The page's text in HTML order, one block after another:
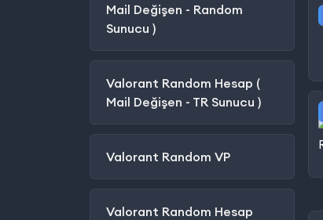
Mail Değişen - Random
Sunucu )
Valorant Random Hesap (
Mail Değişen - TR Sunucu )
Valorant Random VP
Valorant Random Hesap